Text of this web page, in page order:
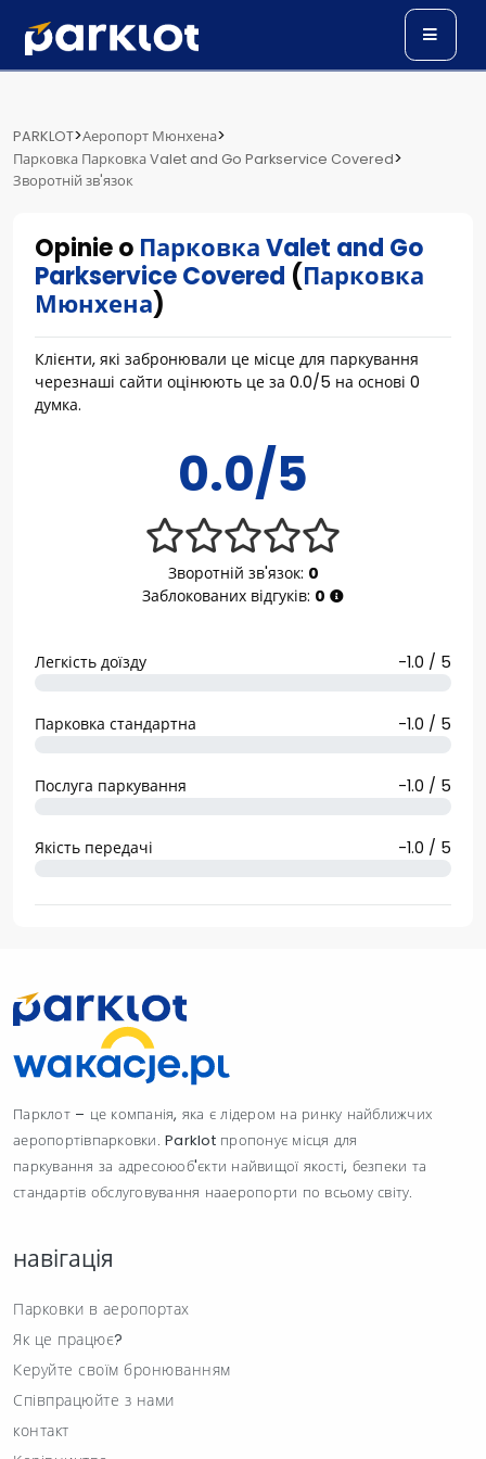
PARKLOT>Аеропорт Мюнхена>
Парковка Парковка Valet and Go Parkservice Covered>
Зворотній зв'язок
Opinie o Парковка Valet and Go
Parkservice Covered (Парковка
Мюнхена)
Клієнти, які забронювали це місце для паркування
черезнаші сайти оцінюють це за 0.0/5 на основі 0
думка.
0.0/5
Зворотній зв'язок: 0
Заблокованих відгуків: 0
Легкість доїзду -1.0 / 5
Парковка стандартна -1.0 / 5
Послуга паркування -1.0 / 5
Якість передачі -1.0 / 5
Парклот – це компанія, яка є лідером на ринку найближчих
аеропортівпарковки. Parklot пропонує місця для
паркування за адресоюоб'єкти найвищої якості, безпеки та
стандартів обслуговування нааеропорти по всьому світу.
навігація
Парковки в аеропортах
Як це працює?
Керуйте своїм бронюванням
Співпрацюйте з нами
контакт